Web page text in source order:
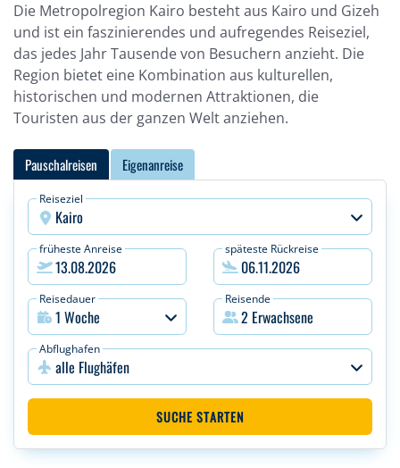
Die Metropolregion Kairo besteht aus Kairo und Gizeh
und ist ein faszinierendes und aufregendes Reiseziel,
das jedes Jahr Tausende von Besuchern anzieht. Die
Region bietet eine Kombination aus kulturellen,
historischen und modernen Attraktionen, die
Touristen aus der ganzen Welt anziehen.
Pauschalreisen Eigenanreise
Reiseziel
Kairo
früheste Anreise späteste Rückreise
Reisedauer Reisende
Abflughafen
alle Flughäfen
SUCHE STARTEN